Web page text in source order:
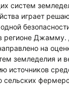
систем
играет
регионе Джамму.
на
земледелия и
источников
сельских